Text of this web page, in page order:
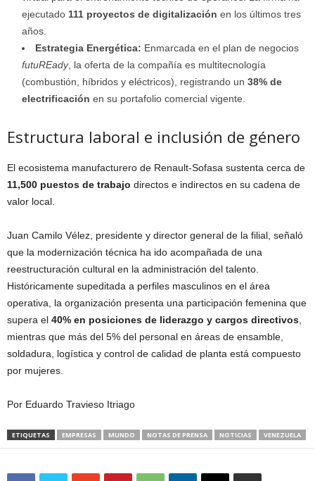
ejecutado 111 proyectos de digitalización en los últimos tres
años.
Estrategia Energética: Enmarcada en el plan de negocios
futuREady, la oferta de la compañía es multitecnología
(combustión, híbridos y eléctricos), registrando un 38% de
electrificación en su portafolio comercial vigente.
Estructura laboral e inclusión de género
El ecosistema manufacturero de Renault-Sofasa sustenta cerca de
11,500 puestos de trabajo directos e indirectos en su cadena de
valor local.
Juan Camilo Vélez, presidente y director general de la filial, señaló
que la modernización técnica ha ido acompañada de una
reestructuración cultural en la administración del talento.
Históricamente supeditada a perfiles masculinos en el área
operativa, la organización presenta una participación femenina que
supera el 40% en posiciones de liderazgo y cargos directivos
mientras que más del 5% del personal en áreas de ensamble,
soldadura, logística y control de calidad de planta está compuesto
por mujeres.
Por Eduardo Travieso Itriago
ETIQUETAS EMPRESAS MUNDO NOTAS DE PRENSA NOTICIAS VENEZUELA